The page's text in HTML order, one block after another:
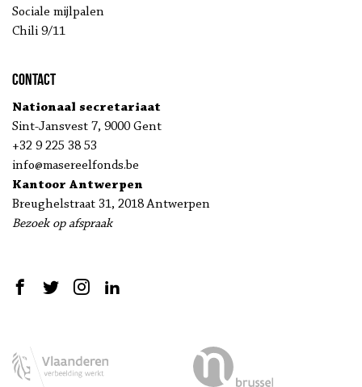
Sociale mijlpalen
Chili 9/11
Contact
Nationaal secretariaat
Sint-Jansvest 7, 9000 Gent
+32 9 225 38 53
info@masereelfonds.be
Kantoor Antwerpen
Breughelstraat 31, 2018 Antwerpen
Bezoek op afspraak